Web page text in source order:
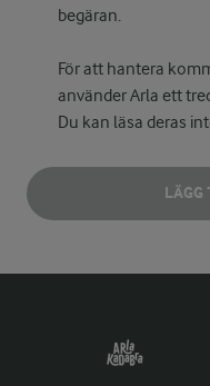
begäran.
För att hantera
använder Arla ett
Du kan läsa deras
LÄGG